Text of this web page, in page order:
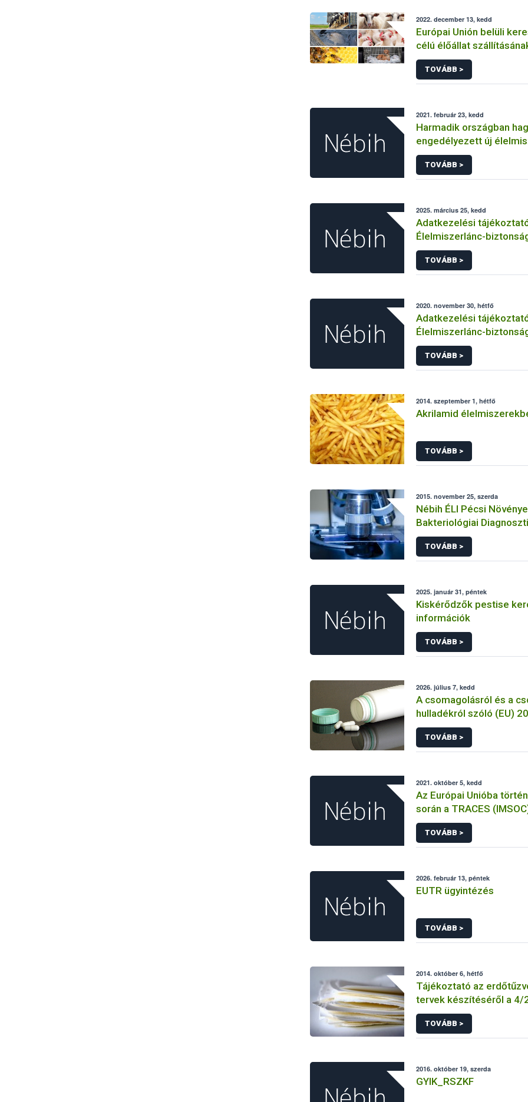
2022. december 13, kedd
Európai Unión belüli
célú élőállat
állategészségügyi
TOVÁBB >
2021. február 23, kedd
Harmadik országban
engedélyezett új
Európai Unióban
TOVÁBB >
2025. március 25, kedd
Adatkezelési
Élelmiszerlánc-
Ügyfélprofil
tevékenység
közhatalmi eljárásaihoz
TOVÁBB >
2020. november 30, hétfő
Adatkezelési
Élelmiszerlánc-
panaszok és közérdekű
kezeléséhez kapcsolódó
adatkezeléséhez
TOVÁBB >
2014. szeptember 1, hétfő
Akrilamid
TOVÁBB >
2015. november 25, szerda
Nébih ÉLI Pécsi
Bakteriológiai
Referencia Laboratórium
TOVÁBB >
2025. január 31, péntek
Kiskérődzők pestise
információk
TOVÁBB >
2026. július 7, kedd
A csomagolásról és a
hulladékról szóló (EU)
rendelet és a fogyasztók
élelmiszerekkel
tájékoztatásáról szóló
összehangolásáról szóló AÉM –
Nébih szakmai álláspont
TOVÁBB >
2021. október 5, kedd
Az Európai Unióba
során a TRACES
rendszerben kiállított
Egészségügyi
KEBO-D (angolul:
TOVÁBB >
2026. február 13, péntek
EUTR ügyintézés
TOVÁBB >
2014. október 6, hétfő
Tájékoztató az
tervek készítéséről a 4/
ÖM rendelet előírásai
TOVÁBB >
2016. október 19, szerda
GYIK_RSZKF